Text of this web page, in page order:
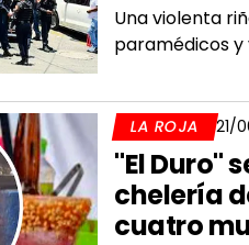
Una violenta
paramédicos y
LA ROJA 21/
"El Duro"
chelería
cuatro